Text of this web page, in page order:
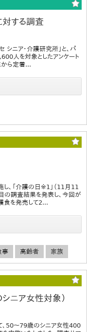
する調査
シニア・介護研究所」と、パ
人を対象としたアンケート
から定着...
し、「介護の日※1」（11月11
の調査結果を発表し、今回が
食を発売して2...
事 高齢者 家族
ニア女性対象）
、50～79歳のシニア女性400